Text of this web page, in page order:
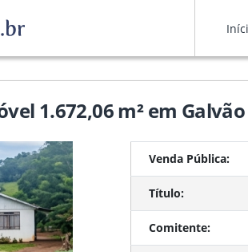
1.672,06 m² em Galvão
Venda Pública:
Título:
Comitente: